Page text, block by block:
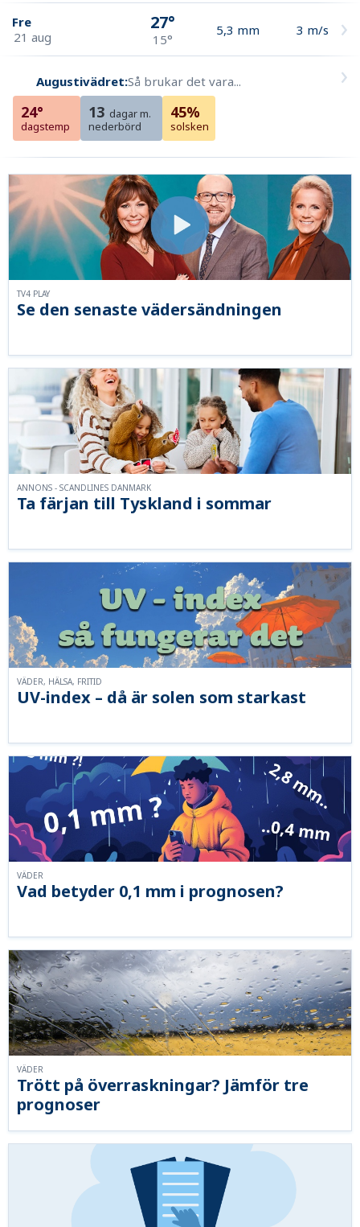
Fre
21 aug
27°
15°
5,3 mm 3 m/s
Augustivädret:Så brukar det vara...
24°
dagstemp
13 dagar m.
nederbörd
45%
solsken
Se den senaste vädersändningen
TV4 PLAY
Ta färjan till Tyskland i sommar
ANNONS - SCANDLINES DANMARK
UV-index – då är solen som starkast
VÄDER, HÄLSA, FRITID
Vad betyder 0,1 mm i prognosen?
VÄDER
Trött på överraskningar? Jämför tre
prognoser
VÄDER